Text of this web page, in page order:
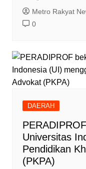
Metro Rakyat
0
DAERAH
Universitas
Pendidikan
(PKPA)